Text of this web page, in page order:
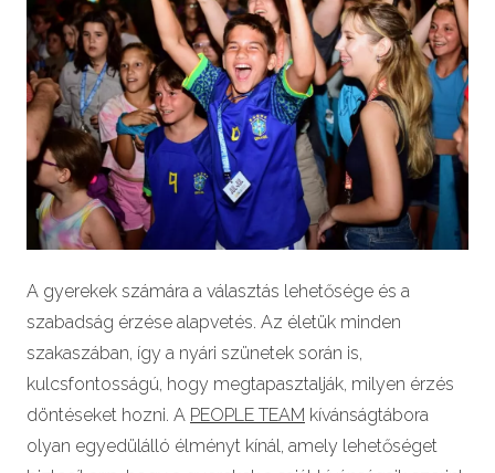
A gyerekek számára a választás lehetősége és a
szabadság érzése alapvetés. Az életük minden
szakaszában, így a nyári szünetek során is,
kulcsfontosságú, hogy megtapasztalják, milyen érzés
döntéseket hozni. A PEOPLE TEAM kívánságtábora
olyan egyedülálló élményt kínál, amely lehetőséget